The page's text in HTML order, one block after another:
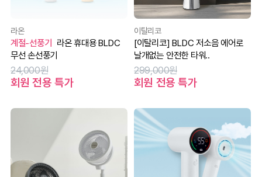
라온
계절-선풍기
라온 휴대용 BLDC
무선 손선풍기
24,000원
회원 전용 특가
이탈리코
[이탈리코] BLDC 저소음 에어로
날개없는 안전한 타워..
299,000원
회원 전용 특가